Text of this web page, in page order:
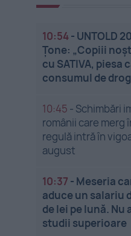
10:54- UNTOLD
Țone: „Copiii
cu SATIVA, piesa
consumul de
10:45 - Schimbări
românii care merg
regulă intră în
august
10:37 - Meseria
aduce un salariu
de lei pe lună. Nu
studii superioare